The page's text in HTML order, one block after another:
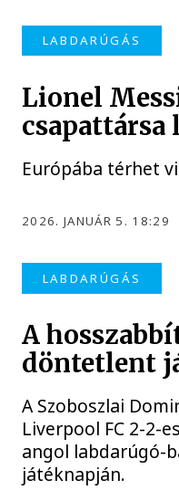
LABDARÚGÁS
Lionel
Európába térhet
2026. JANUÁR 5. 18:29
LABDARÚGÁS
A
döntetlent
A Szoboszlai
Liverpool FC 2-2-
angol labdarúgó-
játéknapján.